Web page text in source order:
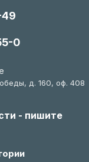
49
0
д. 160, оф. 408
- пишите